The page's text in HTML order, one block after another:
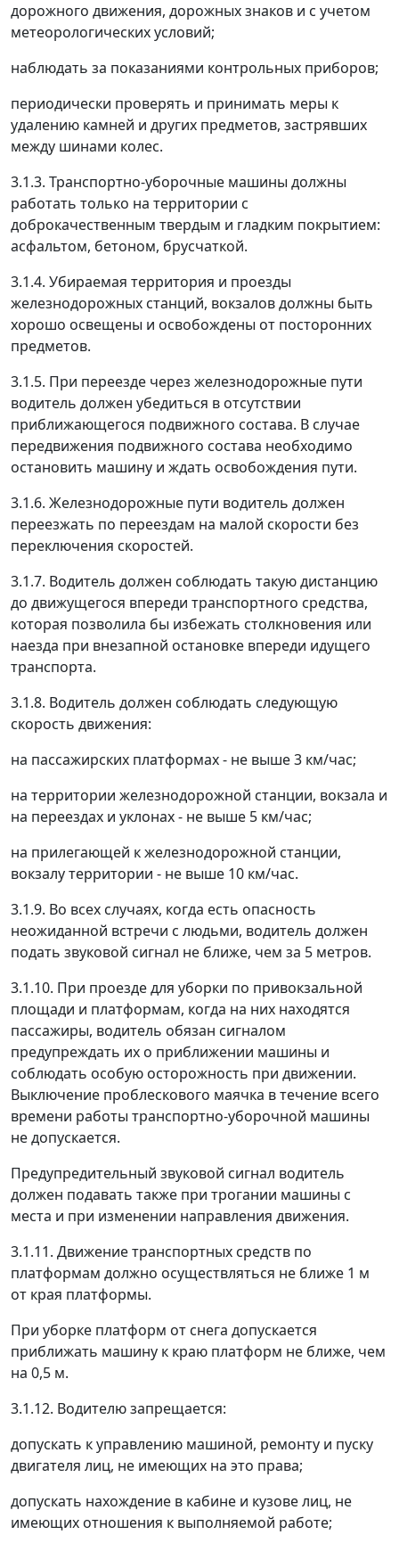
дорожного движения, дорожных знаков и с учетом
метеорологических условий;
наблюдать за показаниями контрольных приборов;
периодически проверять и принимать меры к
удалению камней и других предметов, застрявших
между шинами колес.
3.1.3. Транспортно-уборочные машины должны
работать только на территории с
доброкачественным твердым и гладким покрытием:
асфальтом, бетоном, брусчаткой.
3.1.4. Убираемая территория и проезды
железнодорожных станций, вокзалов должны быть
хорошо освещены и освобождены от посторонних
предметов.
3.1.5. При переезде через железнодорожные пути
водитель должен убедиться в отсутствии
приближающегося подвижного состава. В случае
передвижения подвижного состава необходимо
остановить машину и ждать освобождения пути.
3.1.6. Железнодорожные пути водитель должен
переезжать по переездам на малой скорости без
переключения скоростей.
3.1.7. Водитель должен соблюдать такую дистанцию
до движущегося впереди транспортного средства,
которая позволила бы избежать столкновения или
наезда при внезапной остановке впереди идущего
транспорта.
3.1.8. Водитель должен соблюдать следующую
скорость движения:
на пассажирских платформах - не выше 3 км/час;
на территории железнодорожной станции, вокзала и
на переездах и уклонах - не выше 5 км/час;
на прилегающей к железнодорожной станции,
вокзалу территории - не выше 10 км/час.
3.1.9. Во всех случаях, когда есть опасность
неожиданной встречи с людьми, водитель должен
подать звуковой сигнал не ближе, чем за 5 метров.
3.1.10. При проезде для уборки по привокзальной
площади и платформам, когда на них находятся
пассажиры, водитель обязан сигналом
предупреждать их о приближении машины и
соблюдать особую осторожность при движении.
Выключение проблескового маячка в течение всего
времени работы транспортно-уборочной машины
не допускается.
Предупредительный звуковой сигнал водитель
должен подавать также при трогании машины с
места и при изменении направления движения.
3.1.11. Движение транспортных средств по
платформам должно осуществляться не ближе 1 м
от края платформы.
При уборке платформ от снега допускается
приближать машину к краю платформ не ближе, чем
на 0,5 м.
3.1.12. Водителю запрещается:
допускать к управлению машиной, ремонту и пуску
двигателя лиц, не имеющих на это права;
допускать нахождение в кабине и кузове лиц, не
имеющих отношения к выполняемой работе;